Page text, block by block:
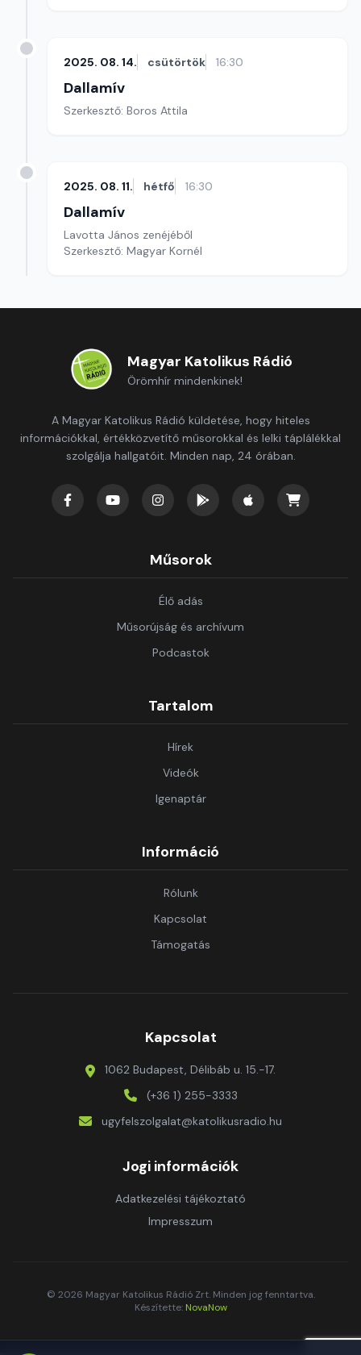
2025. 08. 14. csütörtök 16:30
Dallamív
Szerkesztő: Boros Attila
2025. 08. 11. hétfő 16:30
Dallamív
Lavotta János zenéjéből
Szerkesztő: Magyar Kornél
Magyar Katolikus Rádió
Örömhír mindenkinek!
A Magyar Katolikus Rádió küldetése, hogy hiteles
információkkal, értékközvetítő műsorokkal és lelki táplálékkal
szolgálja hallgatóit. Minden nap, 24 órában.
Műsorok
Élő adás
Műsorújság és archívum
Podcastok
Tartalom
Hírek
Videók
Igenaptár
Információ
Rólunk
Kapcsolat
Támogatás
Kapcsolat
1062 Budapest, Délibáb u. 15.-17.
(+36 1) 255-3333
ugyfelszolgalat@katolikusradio.hu
Jogi információk
Adatkezelési tájékoztató
Impresszum
© 2026 Magyar Katolikus Rádió Zrt. Minden jog fenntartva.
Készítette: NovaNow